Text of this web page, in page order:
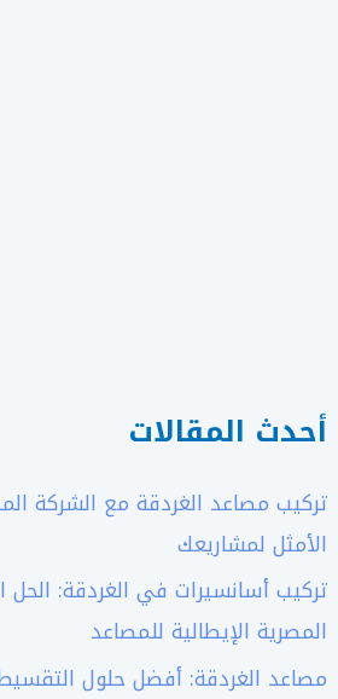
أحدث المقالات
تركيب مصاعد الغردقة مع الشركة
الأمثل لمشاريعك
تركيب أسانسيرات في الغردقة: الحل
المصرية الإيطالية للمصاعد
مصاعد الغردقة: أفضل حلول